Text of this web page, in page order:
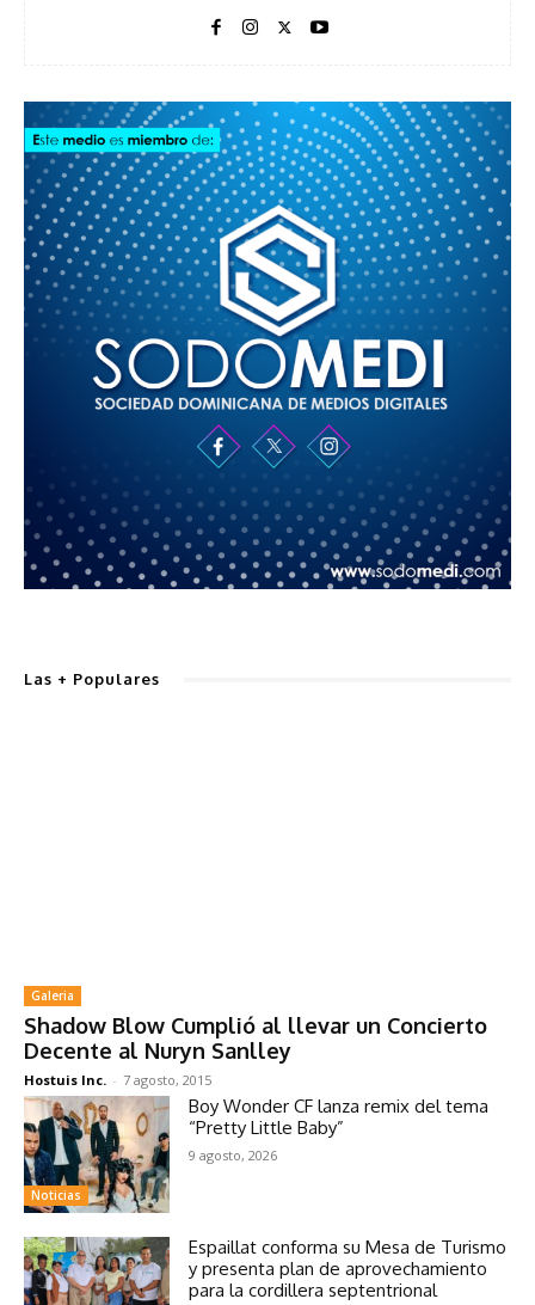
Las + Populares
Galeria
Shadow Blow Cumplió al llevar un Concierto
Decente al Nuryn Sanlley
Hostuis Inc. - 7 agosto, 2015
Noticias
Boy Wonder CF lanza remix del tema
“Pretty Little Baby”
9 agosto, 2026
Espaillat conforma su Mesa de Turismo
y presenta plan de aprovechamiento
para la cordillera septentrional